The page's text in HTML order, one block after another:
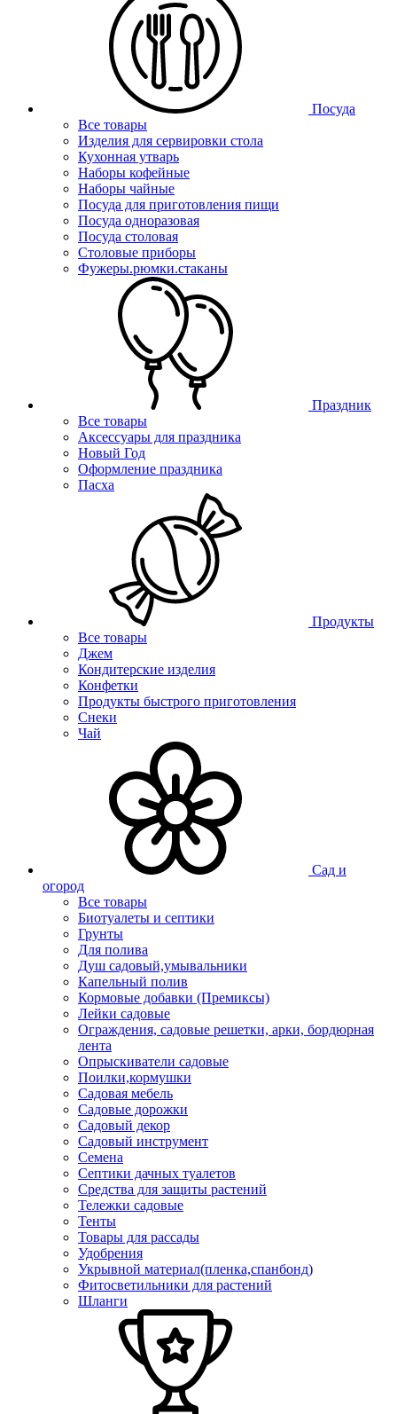
Посуда
Все товары
Изделия для сервировки стола
Кухонная утварь
Наборы кофейные
Наборы чайные
Посуда для приготовления пищи
Посуда одноразовая
Посуда столовая
Столовые приборы
Фужеры.рюмки.стаканы
Праздник
Все товары
Аксессуары для праздника
Новый Год
Оформление праздника
Пасха
Продукты
Все товары
Джем
Кондитерские изделия
Конфетки
Продукты быстрого приготовления
Снеки
Чай
Сад и
огород
Все товары
Биотуалеты и септики
Грунты
Для полива
Душ садовый,умывальники
Капельный полив
Кормовые добавки (Премиксы)
Лейки садовые
Ограждения, садовые решетки, арки, бордюрная
лента
Опрыскиватели садовые
Поилки,кормушки
Садовая мебель
Садовые дорожки
Садовый декор
Садовый инструмент
Семена
Септики дачных туалетов
Средства для защиты растений
Тележки садовые
Тенты
Товары для рассады
Удобрения
Укрывной материал(пленка,спанбонд)
Фитосветильники для растений
Шланги